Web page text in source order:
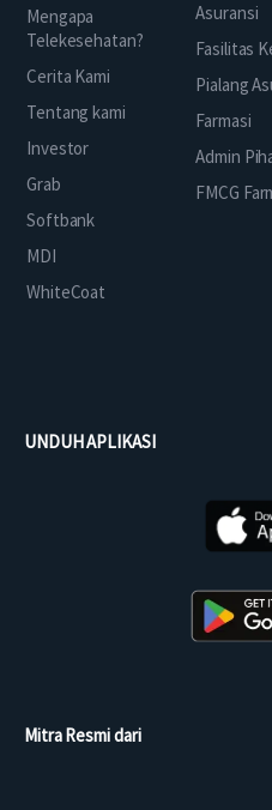
Mengapa
Telekesehatan?
Cerita Kami
Tentang kami
Investor
Grab
Softbank
MDI
WhiteCoat
Asuransi
Fasilitas
Pialang
Farmasi
Admin
FMCG
UNDUH APLIKASI
Mitra Resmi dari